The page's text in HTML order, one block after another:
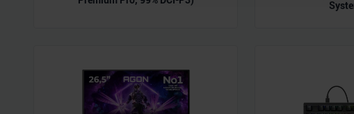
möglicherweise mit weiteren Daten